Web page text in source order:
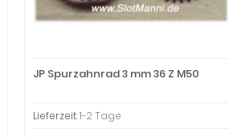
JP Spurzahnrad 3 mm 36 Z M50
Lieferzeit:1-2 Tage